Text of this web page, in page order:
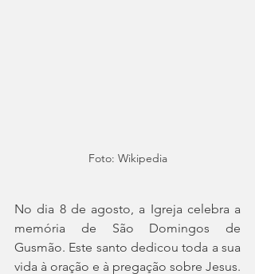
Foto: Wikipedia
No dia 8 de agosto, a Igreja celebra a
memória de São Domingos de
Gusmão. Este santo dedicou toda a sua
vida à oração e à pregação sobre Jesus.